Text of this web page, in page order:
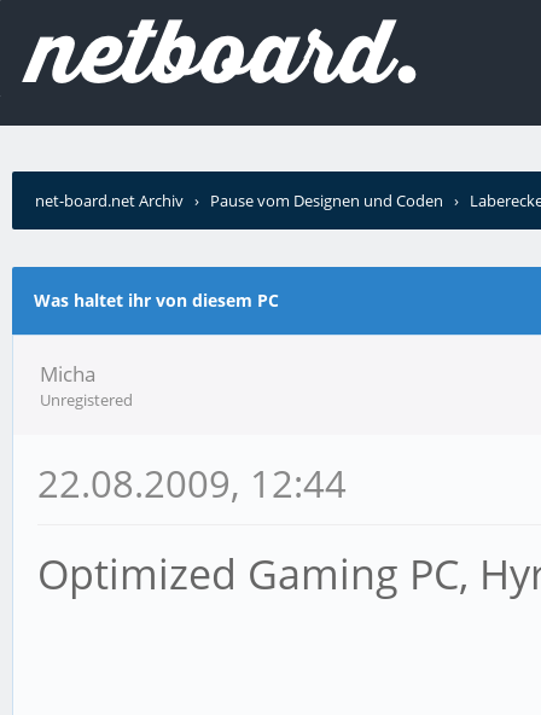
net-board.net Archiv › Pause vom Designen und Coden ›
Was haltet ihr von diesem PC
Micha
Unregistered
22.08.2009, 12:44
Optimized Gaming PC,